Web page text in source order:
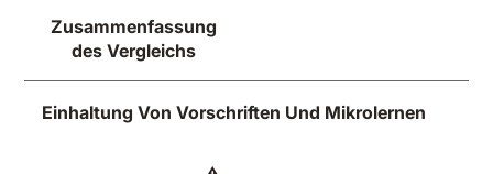
Zusammenfassung
des Vergleichs
Einhaltung Von Vorschriften Und Mikrolernen